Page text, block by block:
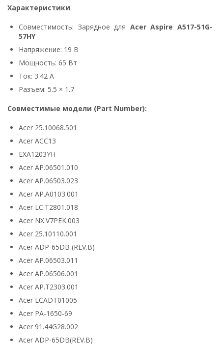
Характеристики
Совместимость: Зарядное для Acer Aspire A517-51G-
57HY
Напряжение: 19 В
Мощность: 65 Вт
Ток: 3.42 А
Разъем: 5.5 × 1.7
Совместимые модели (Part Number):
Acer 25.10068.501
Acer ACC13
EXA1203YH
Acer AP.06501.010
Acer AP.06503.023
Acer AP.A0103.001
Acer LC.T2801.018
Acer NX.V7PEK.003
Acer 25.10110.001
Acer ADP-65DB (REV.B)
Acer AP.06503.011
Acer AP.06506.001
Acer AP.T2303.001
Acer LCADT01005
Acer PA-1650-69
Acer 91.44G28.002
Acer ADP-65DB(REV.B)